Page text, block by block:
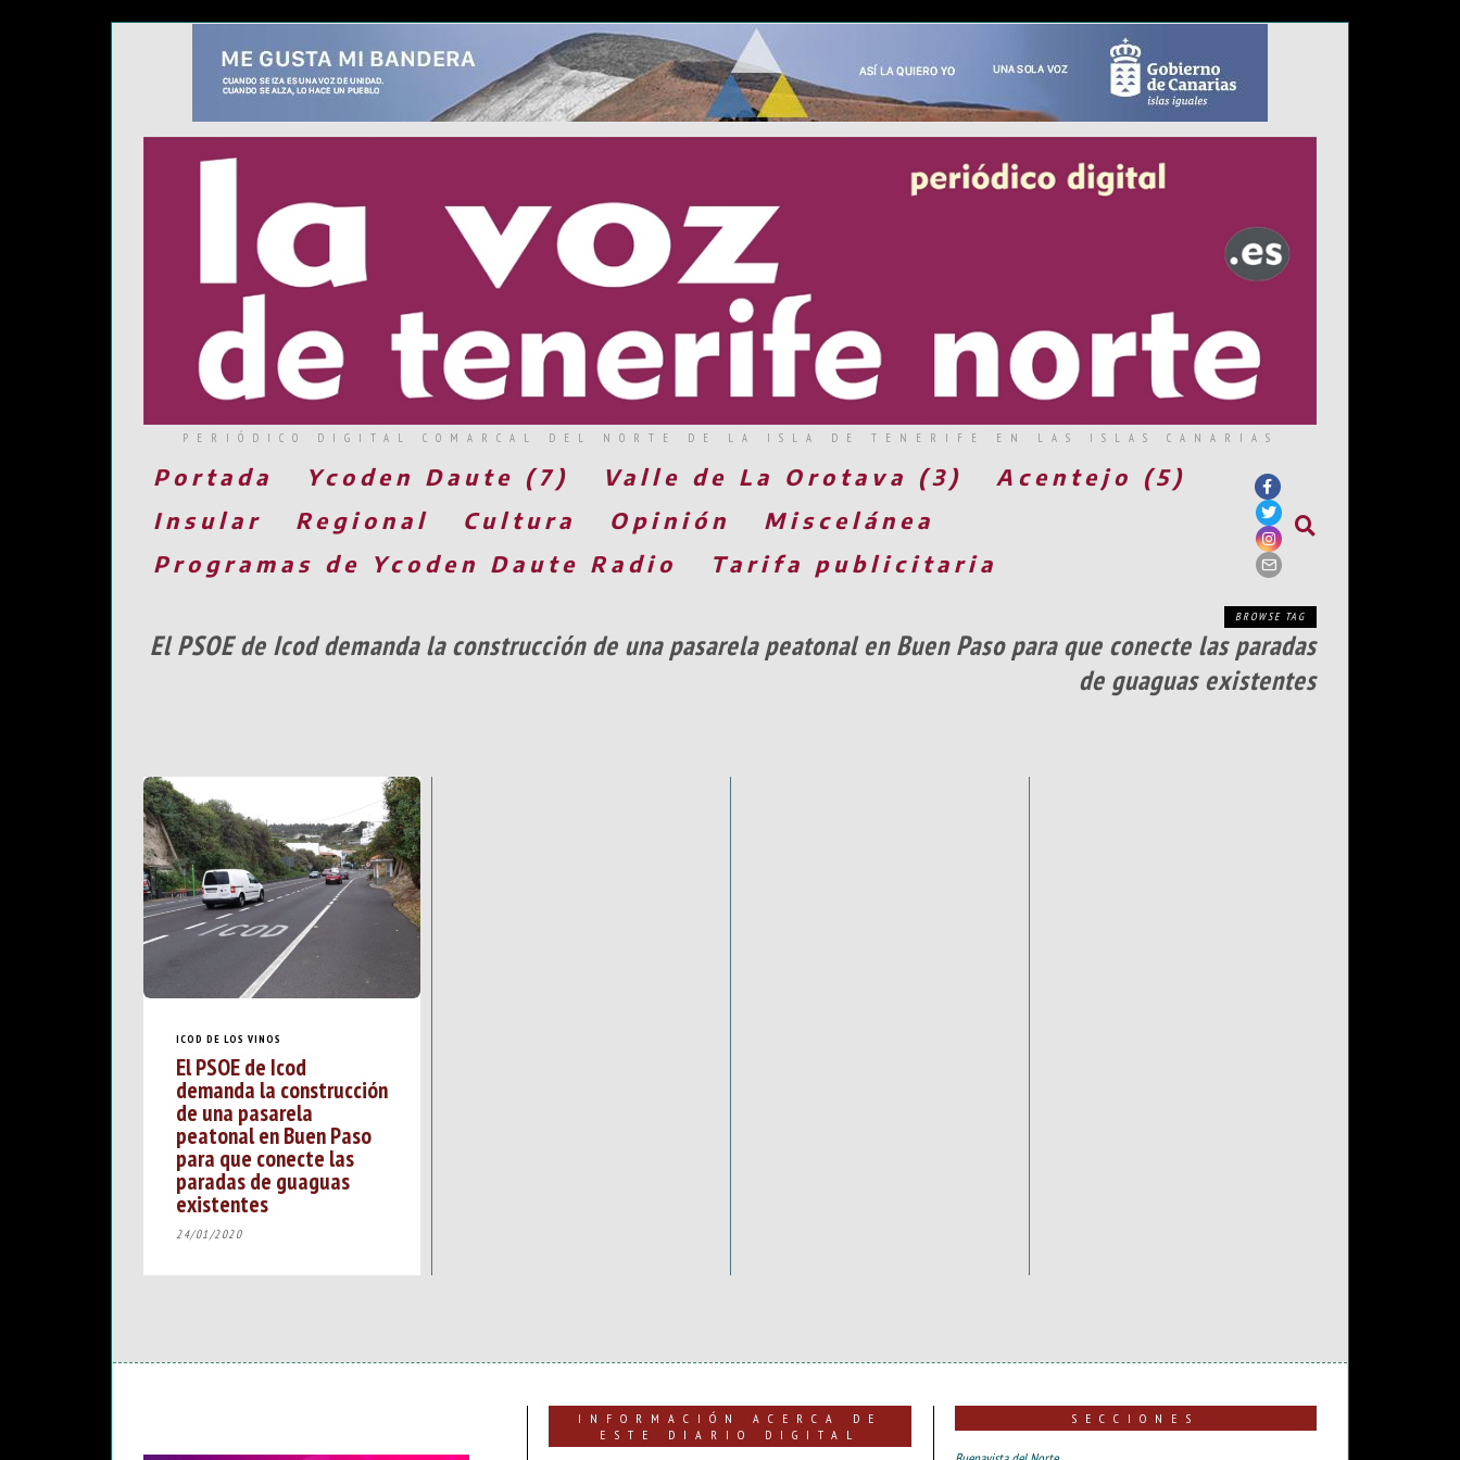
PERIÓDICO DIGITAL COMARCAL DEL NORTE DE LA ISLA DE TENERIFE EN LAS ISLAS CANARIAS
Portada Ycoden Daute (7) Valle de La Orotava (3)
Acentejo (5)
Insular
Regional Cultura Opinión
Miscelánea
Programas de Ycoden Daute Radio
Tarifa publicitaria
BROWSE TAG
El PSOE de Icod demanda la construcción de una pasarela peatonal en Buen Paso para que conecte las paradas
de guaguas existentes
ICOD DE LOS VINOS
El PSOE de Icod
demanda la construcción
de una pasarela
peatonal en Buen Paso
para que conecte las
paradas de guaguas
existentes
24/01/2020
INFORMACIÓN ACERCA DE
ESTE DIARIO DIGITAL
SECCIONES